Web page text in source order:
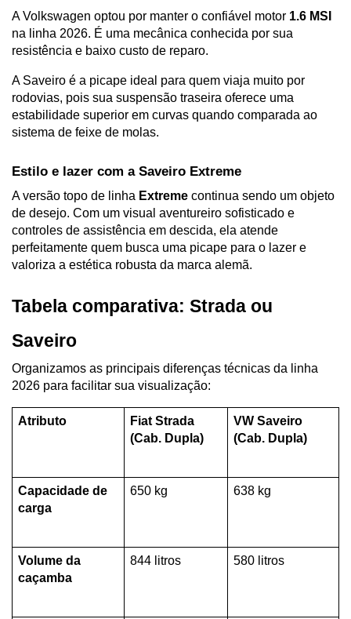
A Volkswagen optou por manter o confiável motor 1.6 MSI
na linha 2026. É uma mecânica conhecida por sua
resistência e baixo custo de reparo.
A Saveiro é a picape ideal para quem viaja muito por
rodovias, pois sua suspensão traseira oferece uma
estabilidade superior em curvas quando comparada ao
sistema de feixe de molas.
Estilo e lazer com a Saveiro Extreme
A versão topo de linha Extreme continua sendo um objeto
de desejo. Com um visual aventureiro sofisticado e
controles de assistência em descida, ela atende
perfeitamente quem busca uma picape para o lazer e
valoriza a estética robusta da marca alemã.
Tabela comparativa: Strada ou
Saveiro
Organizamos as principais diferenças técnicas da linha
2026 para facilitar sua visualização:
Atributo
Fiat Strada
(Cab. Dupla)
VW Saveiro
(Cab. Dupla)
Capacidade de
carga
650 kg 638 kg
Volume da
caçamba
844 litros 580 litros